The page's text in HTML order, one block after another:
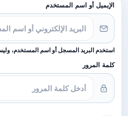
الإيميل أو اسم المستخدم
استخدم البريد المسجل أو اسم المستخدم،
كلمة المرور